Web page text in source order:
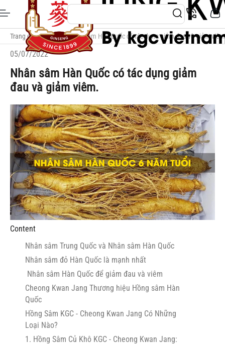
Trang chủ / Blog / Nhân sâm Hàn Quốc có tác dụng giảm đau và giảm
05/07/2022
Nhân sâm Hàn Quốc có tác dụng giảm
đau và giảm viêm.
Content
Nhân sâm Trung Quốc và Nhân sâm Hàn Quốc
Nhân sâm đỏ Hàn Quốc là mạnh nhất
Nhân sâm Hàn Quốc để giảm đau và viêm
Cheong Kwan Jang Thương hiệu Hồng sâm Hàn
Quốc
Hồng Sâm KGC - Cheong Kwan Jang Có Những
Loại Nào?
1. Hồng Sâm Củ Khô KGC - Cheong Kwan Jang: